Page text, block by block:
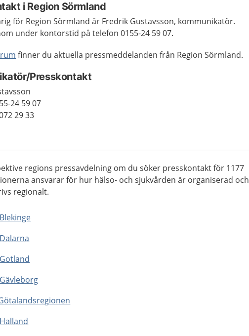
i Region Sörmland
för Region Sörmland är Fredrik Gustavsson, kommunikatör.
under kontorstid på telefon 0155-24 59 07.
finner du aktuella pressmeddelanden från Region Sörmland.
Presskontakt
24 59 07
29 33
regions pressavdelning om du söker presskontakt för 1177
ansvarar för hur hälso- och sjukvården är organiserad och
regionalt.